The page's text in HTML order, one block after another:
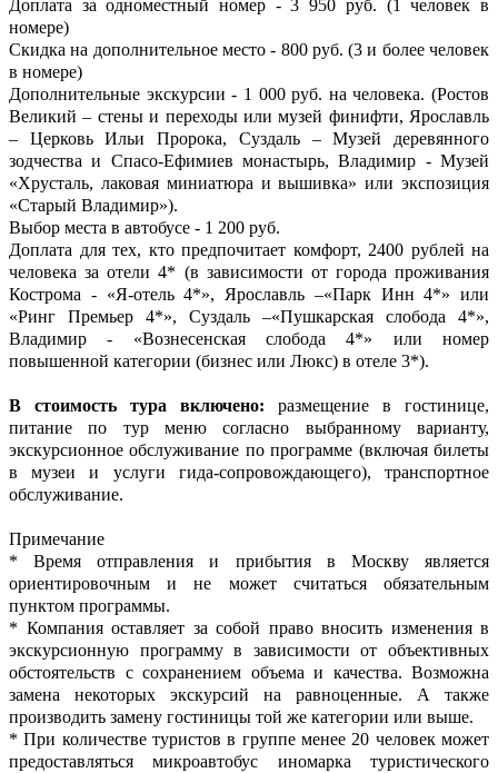
Доплата за одноместный номер - 3 950 руб. (1 человек в
номере)
Скидка на дополнительное место - 800 руб. (3 и более человек
в номере)
Дополнительные экскурсии - 1 000 руб. на человека. (Ростов
Великий – стены и переходы или музей финифти, Ярославль
– Церковь Ильи Пророка, Суздаль – Музей деревянного
зодчества и Спасо-Ефимиев монастырь, Владимир - Музей
«Хрусталь, лаковая миниатюра и вышивка» или экспозиция
«Старый Владимир»).
Выбор места в автобусе - 1 200 руб.
Доплата для тех, кто предпочитает комфорт, 2400 рублей на
человека за отели 4* (в зависимости от города проживания
Кострома - «Я-отель 4*», Ярославль –«Парк Инн 4*» или
«Ринг Премьер 4*», Суздаль –«Пушкарская слобода 4*»,
Владимир - «Вознесенская слобода 4*» или номер
повышенной категории (бизнес или Люкс) в отеле 3*).
В стоимость тура включено: размещение в гостинице,
питание по тур меню согласно выбранному варианту,
экскурсионное обслуживание по программе (включая билеты
в музеи и услуги гида-сопровождающего), транспортное
обслуживание.
Примечание
* Время отправления и прибытия в Москву является
ориентировочным и не может считаться обязательным
пунктом программы.
* Компания оставляет за собой право вносить изменения в
экскурсионную программу в зависимости от объективных
обстоятельств с сохранением объема и качества. Возможна
замена некоторых экскурсий на равноценные. А также
производить замену гостиницы той же категории или выше.
* При количестве туристов в группе менее 20 человек может
предоставляться микроавтобус иномарка туристического